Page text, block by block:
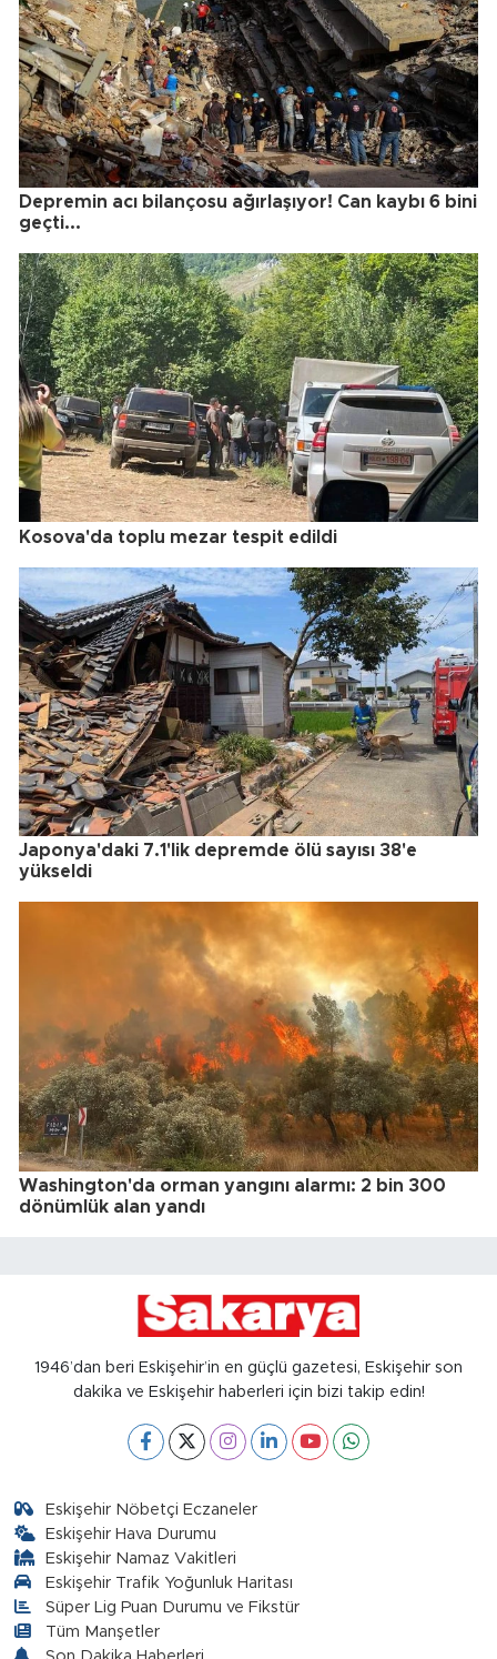
Depremin acı bilançosu ağırlaşıyor! Can kaybı 6 bini
geçti...
Kosova'da toplu mezar tespit edildi
Japonya'daki 7.1'lik depremde ölü sayısı 38'e
yükseldi
Washington'da orman yangını alarmı: 2 bin 300
dönümlük alan yandı
1946’dan beri Eskişehir’in en güçlü gazetesi, Eskişehir son
dakika ve Eskişehir haberleri için bizi takip edin!
Eskişehir Nöbetçi Eczaneler
Eskişehir Hava Durumu
Eskişehir Namaz Vakitleri
Eskişehir Trafik Yoğunluk Haritası
Süper Lig Puan Durumu ve Fikstür
Tüm Manşetler